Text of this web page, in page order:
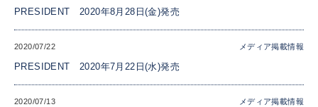
PRESIDENT 2020年8月28日(金)発売
2020/07/22 メディア掲載情報
PRESIDENT 2020年7月22日(水)発売
2020/07/13 メディア掲載情報